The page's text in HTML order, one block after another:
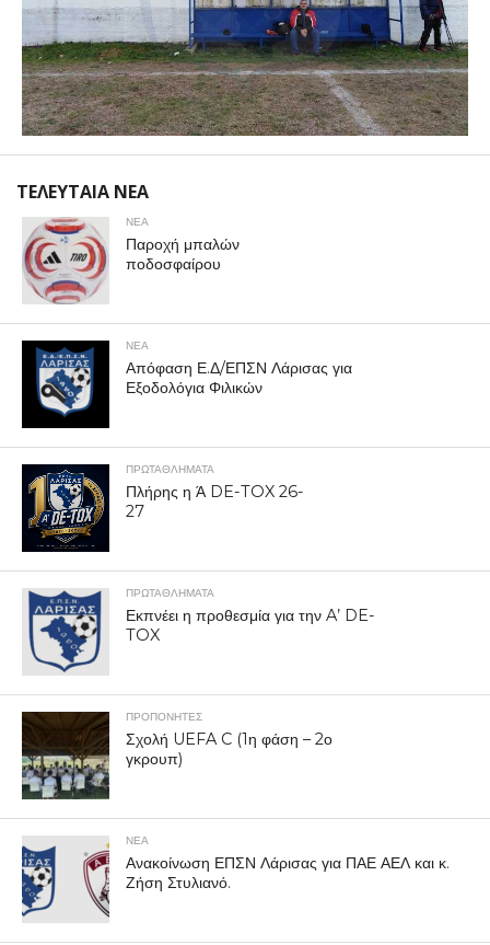
ΤΕΛΕΥΤΑΙΑ ΝΕΑ
ΝΕΑ
Παροχή μπαλών
ποδοσφαίρου
ΝΕΑ
Απόφαση Ε.Δ/ΕΠΣΝ Λάρισας για
Εξοδολόγια Φιλικών
ΠΡΩΤΑΘΛΉΜΑΤΑ
Πλήρης η Ά DE-TOX 26-
27
ΠΡΩΤΑΘΛΉΜΑΤΑ
Εκπνέει η προθεσμία για την A’ DE-
TOX
ΠΡΟΠΟΝΗΤΈΣ
Σχολή UEFA C (1η φάση – 2ο
γκρουπ)
ΝΕΑ
Ανακοίνωση ΕΠΣΝ Λάρισας για ΠΑΕ ΑΕΛ και κ.
Ζήση Στυλιανό.